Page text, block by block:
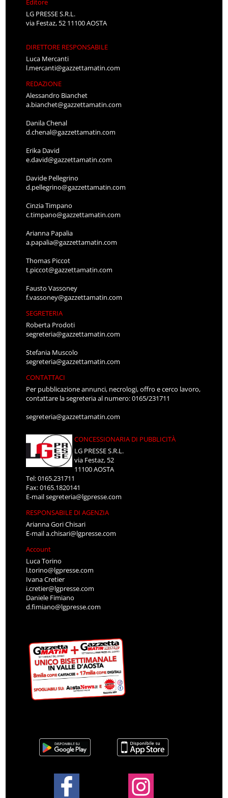
Editore
LG PRESSE S.R.L.
via Festaz, 52 11100 AOSTA
DIRETTORE RESPONSABILE
Luca Mercanti
l.mercanti@gazzettamatin.com
REDAZIONE
Alessandro Bianchet
a.bianchet@gazzettamatin.com
Danila Chenal
d.chenal@gazzettamatin.com
Erika David
e.david@gazzettamatin.com
Davide Pellegrino
d.pellegrino@gazzettamatin.com
Cinzia Timpano
c.timpano@gazzettamatin.com
Arianna Papalia
a.papalia@gazzettamatin.com
Thomas Piccot
t.piccot@gazzettamatin.com
Fausto Vassoney
f.vassoney@gazzettamatin.com
SEGRETERIA
Roberta Prodoti
segreteria@gazzettamatin.com
Stefania Muscolo
segreteria@gazzettamatin.com
CONTATTACI
Per pubblicazione annunci, necrologi, offro e cerco lavoro,
contattare la segreteria al numero: 0165/231711
segreteria@gazzettamatin.com
CONCESSIONARIA DI PUBBLICITÀ
LG PRESSE S.R.L.
via Festaz, 52
11100 AOSTA
Tel: 0165.231711
Fax: 0165.1820141
E-mailsegreteria@lgpresse.com
RESPONSABILE DI AGENZIA
Arianna Gori Chisari
E-maila.chisari@lgpresse.com
Account
Luca Torino
l.torino@lgpresse.com
Ivana Cretier
i.cretier@lgpresse.com
Daniele Fimiano
d.fimiano@lgpresse.com